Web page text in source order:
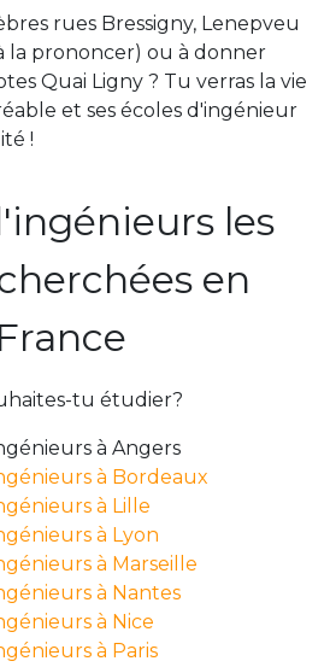
rues Bressigny, Lenepveu
la prononcer) ou à donner
Quai Ligny ? Tu verras la vie
et ses écoles d'ingénieur
!
les
en
France
tu étudier?
à Angers
à Bordeaux
à Lille
à Lyon
à Marseille
à Nantes
à Nice
à Paris